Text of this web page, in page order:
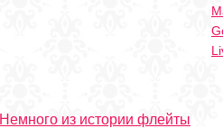
Немного из истории флейты